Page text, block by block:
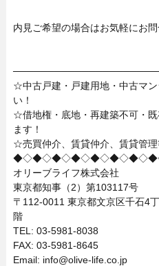
内見ご希望の場合はお気軽にお問
☆中古戸建・戸建用地・中古マ
い！
☆借地権・底地・再建築不可・
ます！
☆売買仲介、賃貸仲介、賃貸管理
オリーブライフ株式会社
東京都知事（2）第103117号
〒112-0011 東京都文京区千石4
階
TEL: 03-5981-8038
FAX: 03-5981-8645
Email: info@olive-life.co.jp